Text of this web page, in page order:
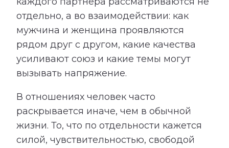
отдельно, а во взаимодействии: как
мужчина и женщина проявляются
рядом друг с другом, какие качества
усиливают союз и какие темы могут
вызывать напряжение.
В отношениях человек часто
раскрывается иначе, чем в обычной
жизни. То, что по отдельности кажется
силой, чувствительностью, свободой